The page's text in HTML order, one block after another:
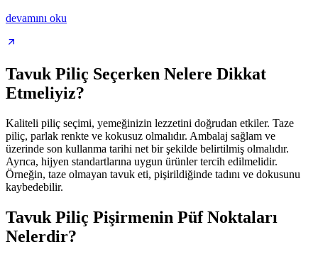
devamını oku
Tavuk Piliç Seçerken Nelere Dikkat
Etmeliyiz?
Kaliteli piliç seçimi, yemeğinizin lezzetini doğrudan etkiler. Taze
piliç, parlak renkte ve kokusuz olmalıdır. Ambalaj sağlam ve
üzerinde son kullanma tarihi net bir şekilde belirtilmiş olmalıdır.
Ayrıca, hijyen standartlarına uygun ürünler tercih edilmelidir.
Örneğin, taze olmayan tavuk eti, pişirildiğinde tadını ve dokusunu
kaybedebilir.
Tavuk Piliç Pişirmenin Püf Noktaları
Nelerdir?